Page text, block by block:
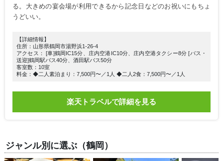
る。大きめの宴会場が利用できるから記念日などのお祝いにもちょ
うどいい。
【詳細情報】
住所：山形県鶴岡市湯野浜1-26-4
アクセス： [車]鶴岡IC15分、庄内空港IC10分、庄内空港タクシー8分 [バス・
送迎]鶴岡駅バス40分、酒田駅バス50分
客室数：10室
料金：◆二人素泊まり：7,500円〜／1人 ◆二人2食：7,500円〜／1人
楽天トラベルで詳細を見る
ジャンル別に選ぶ（鶴岡）